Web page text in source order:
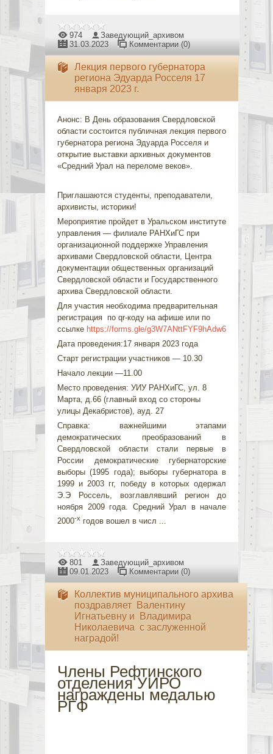
974
Заведующий_архивом
31.03.2023
Комментарии (0)
Лекция первого губернатора
региона Эдуарда Росселя 17
января 2023 г.
Анонс: В День образования Свердловской
области состоится публичная лекция первого
губернатора региона Эдуарда Росселя и
открытие выставки архивных документов
«Средний Урал на переломе веков».
Приглашаются студенты, преподаватели,
архивисты, историки!
Мероприятие пройдет в Уральском институте
управления — филиале РАНХиГС при
организационной поддержке Управления
архивами Свердловской области, Центра
документации общественных организаций
Свердловской области и Государственного
архива Свердловской области.
Для участия необходима предварительная
регистрация по qr-коду на афише или по
ссылке https://forms.gle/g3W7ANttFYF9hAdw6
Дата проведения:17 января 2023 года
Старт регистрации участников — 10.30
Начало лекции —11.00
Место проведения: УИУ РАНХиГС, ул. 8
Марта, д.66 (главный вход со стороны
улицы Декабристов), ауд. 27
Справка: важнейшими этапами
демократических преобразований в
Свердловской области стали первые в
России демократические губернаторские
выборы (1995 года); выборы губернатора в
1999 и 2003 гг, победу в которых одержал
Э.Э Россель, возглавлявший регион до
ноября 2009 года. Средний Урал в начале
2000-х годов вошел в числ ...
801
Заведующий_архивом
09.01.2023
Комментарии (0)
Коллектив муниципального архива
поздравляет Валентину
Игнатьевну и Владимира
Николаевича с заслуженной
наградой!
Члены Рефтинского
отделения УИРО
награждены медалью
РГФ